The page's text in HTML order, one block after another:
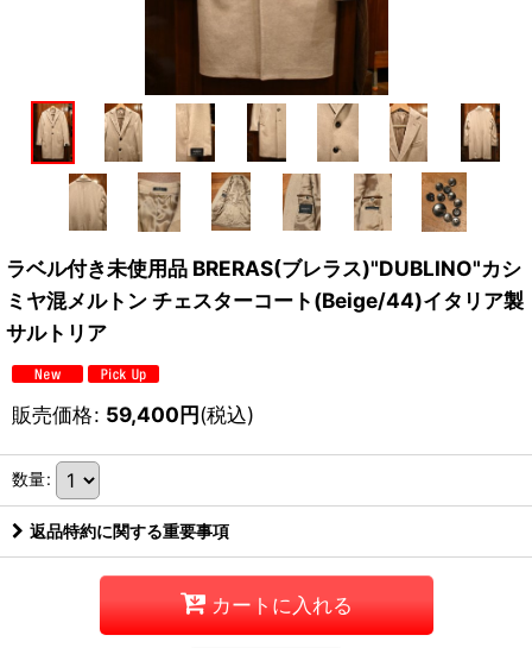
ラベル付き未使用品 BRERAS(ブレラス)"DUBLINO"カシ
ミヤ混メルトン チェスターコート(Beige/44)イタリア製
サルトリア
販売価格: 59,400円(税込)
数量:
返品特約に関する重要事項
カートに入れる